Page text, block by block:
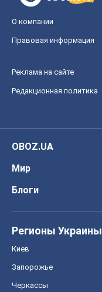
О компании
Правовая информация
Реклама на сайте
Редакционная политика
OBOZ.UA
Мир
Блоги
Регионы Украины
Киев
Запорожье
Черкассы